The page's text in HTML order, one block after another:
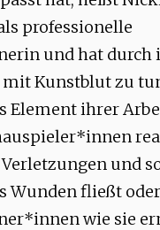
professionelle
und hat durch
Kunstblut zu
Element ihrer
und
Wunden fließt
wie sie